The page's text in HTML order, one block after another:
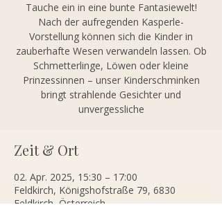
Tauche ein in eine bunte Fantasiewelt!
Nach der aufregenden Kasperle-
Vorstellung können sich die Kinder in
zauberhafte Wesen verwandeln lassen. Ob
Schmetterlinge, Löwen oder kleine
Prinzessinnen – unser Kinderschminken
bringt strahlende Gesichter und
unvergessliche
Zeit & Ort
02. Apr. 2025, 15:30 – 17:00
Feldkirch, Königshofstraße 79, 6830
Feldkirch, Österreich